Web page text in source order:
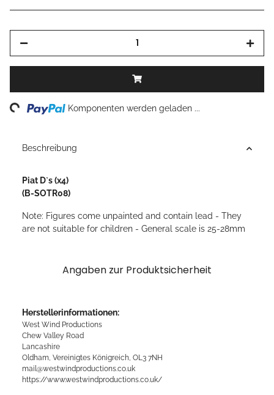
Komponenten werden geladen ...
Beschreibung
Piat D`s (x4)
(B-SOTR08)
Note: Figures come unpainted and contain lead - They
are not suitable for children - General scale is 25-28mm
Angaben zur Produktsicherheit
Herstellerinformationen:
West Wind Productions
Chew Valley Road
Lancashire
Oldham, Vereinigtes Königreich, OL3 7NH
mail@westwindproductions.co.uk
https://www.westwindproductions.co.uk/